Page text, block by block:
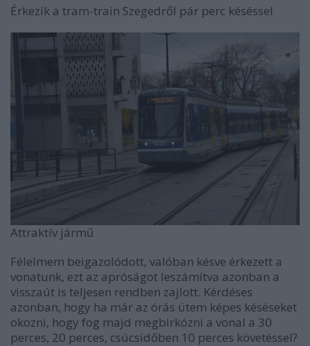
Érkezik a tram-train Szegedről pár perc késéssel
Attraktív jármű
Félelmem beigazolódott, valóban késve érkezett a
vonatunk, ezt az apróságot leszámítva azonban a
visszaút is teljesen rendben zajlott. Kérdéses
azonban, hogy ha már az órás ütem képes késéseket
okozni, hogy fog majd megbirkózni a vonal a 30
perces, 20 perces, csúcsidőben 10 perces követéssel?